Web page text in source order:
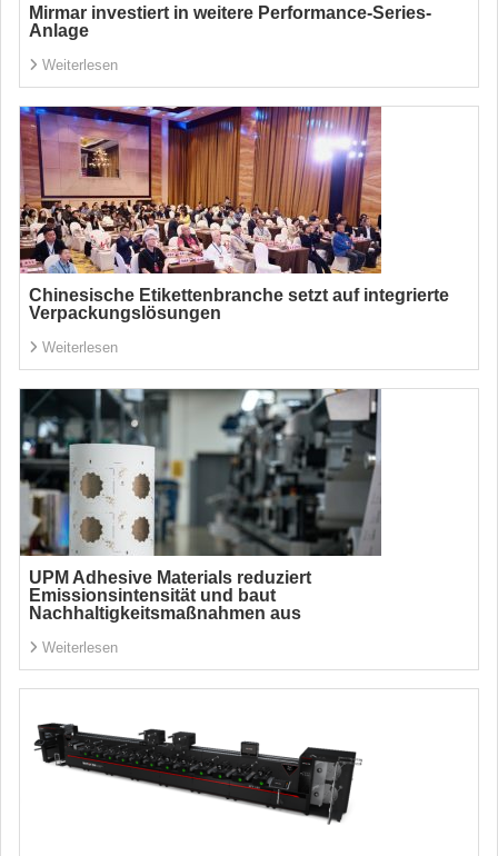
Mirmar investiert in weitere Performance-Series-
Anlage
Weiterlesen
Chinesische Etikettenbranche setzt auf integrierte
Verpackungslösungen
Weiterlesen
UPM Adhesive Materials reduziert
Emissionsintensität und baut
Nachhaltigkeitsmaßnahmen aus
Weiterlesen